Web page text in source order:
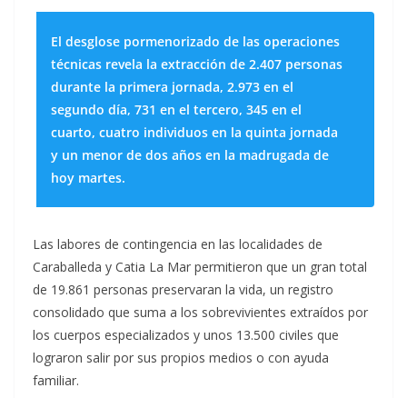
El desglose pormenorizado de las operaciones
técnicas revela la extracción de 2.407 personas
durante la primera jornada, 2.973 en el
segundo día, 731 en el tercero, 345 en el
cuarto, cuatro individuos en la quinta jornada
y un menor de dos años en la madrugada de
hoy martes.
Las labores de contingencia en las localidades de
Caraballeda y Catia La Mar permitieron que un gran total
de 19.861 personas preservaran la vida, un registro
consolidado que suma a los sobrevivientes extraídos por
los cuerpos especializados y unos 13.500 civiles que
lograron salir por sus propios medios o con ayuda
familiar.